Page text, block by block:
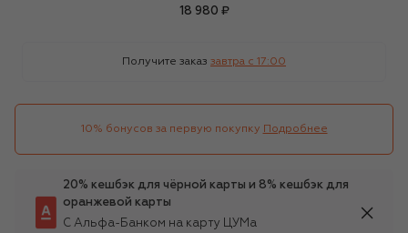
18 980 ₽
Получите заказ завтра c 17:00
10% бонусов за первую покупку Подробнее
20% кешбэк для чёрной карты и 8% кешбэк для
оранжевой карты
С Альфа-Банком на карту ЦУМа